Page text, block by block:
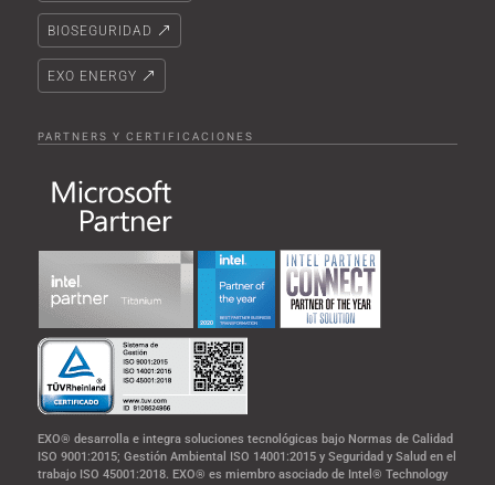
BIOSEGURIDAD
EXO ENERGY
PARTNERS Y CERTIFICACIONES
EXO® desarrolla e integra soluciones tecnológicas bajo Normas de Calidad
ISO 9001:2015; Gestión Ambiental ISO 14001:2015 y Seguridad y Salud en el
trabajo ISO 45001:2018. EXO® es miembro asociado de Intel® Technology